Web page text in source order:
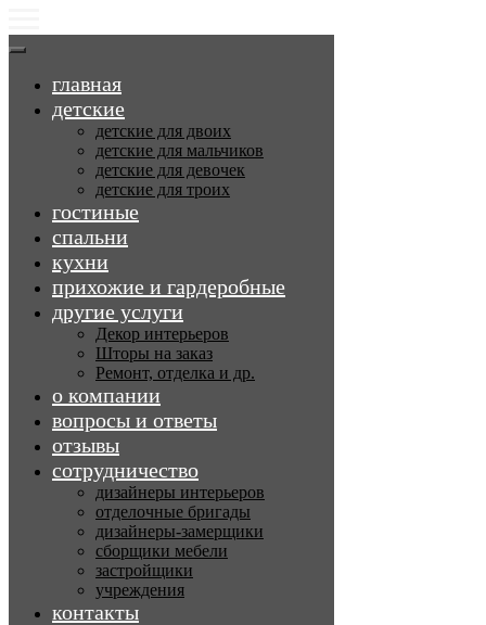
главная
детские
детские для двоих
детские для мальчиков
детские для девочек
детские для троих
гостиные
спальни
кухни
прихожие и гардеробные
другие услуги
Декор интерьеров
Шторы на заказ
Ремонт, отделка и др.
о компании
вопросы и ответы
отзывы
сотрудничество
дизайнеры интерьеров
отделочные бригады
дизайнеры-замерщики
сборщики мебели
застройщики
учреждения
контакты